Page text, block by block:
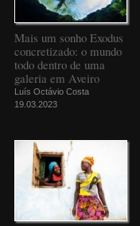
Mais um sonho Exodus
concretizado: o mundo
todo dentro de uma
galeria em Aveiro
Luís Octávio Costa
19.03.2023